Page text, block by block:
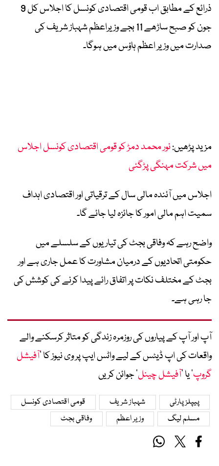
ذرائع کے مطابق اب قومی اقتصادی کونسل کا اجلاس کل 9
جون کو صبح ساڑھے 11 بجے وزیراعظم شہباز شریف کی
صدارت میں وزیر اعظم ہاؤس میں ہوگا۔
مزید پڑھیں:نور محمد دمڑ کو قومی اقتصادی کونسل اجلاس
میں شرکت مہنگی پڑگئی
اجلاس میں آئندہ مالی سال کے ترقیاتی اور اقتصادی اہداف
سمیت اہم مالی امور کا جائزہ لیا جائے گا۔
واضح رہے کہ وفاقی بجٹ کی تیاریوں کے سلسلے میں
حکومتی اتحادیوں کے درمیان مشاورت کا عمل جاری ہے اور
بجٹ کے مختلف نکات پر اتفاق رائے پیدا کرنے کی کوشش کی
جا رہی ہے۔
آپ اور آپ کے پیاروں کی روزمرہ زندگی کو متاثر کرسکنے والے
واقعات کی اپ ڈیٹس کے لیے واٹس ایپ پر وی نیوز کا ’آفیشل
گروپ‘ یا ’آفیشل چینل‘ جوائن کریں
پیپلز پارٹی شہباز شریف
قومی اقتصادی کونسل
مسلم لیگ
وزیر اعظم وفاقی بجٹ